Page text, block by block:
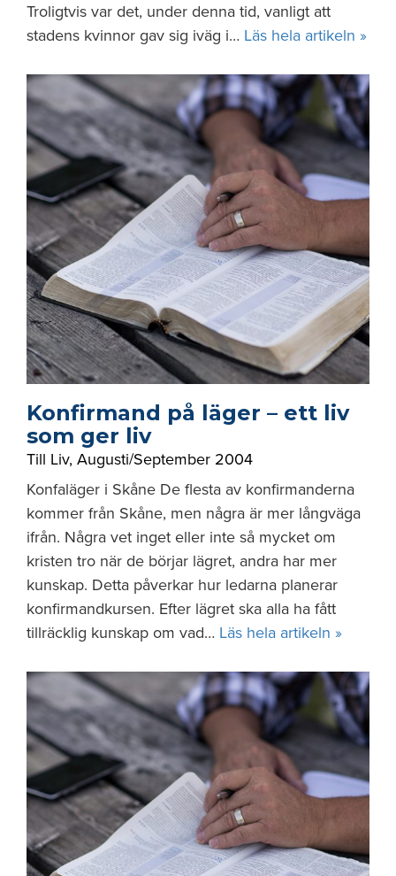
Troligtvis var det, under denna tid, vanligt att
stadens kvinnor gav sig iväg i… Läs hela artikeln »
Konfirmand på läger – ett liv
som ger liv
Till Liv, Augusti/September 2004
Konfaläger i Skåne De flesta av konfirmanderna
kommer från Skåne, men några är mer långväga
ifrån. Några vet inget eller inte så mycket om
kristen tro när de börjar lägret, andra har mer
kunskap. Detta påverkar hur ledarna planerar
konfirmandkursen. Efter läg­ret ska alla ha fått
tillräcklig kunskap om vad… Läs hela artikeln »